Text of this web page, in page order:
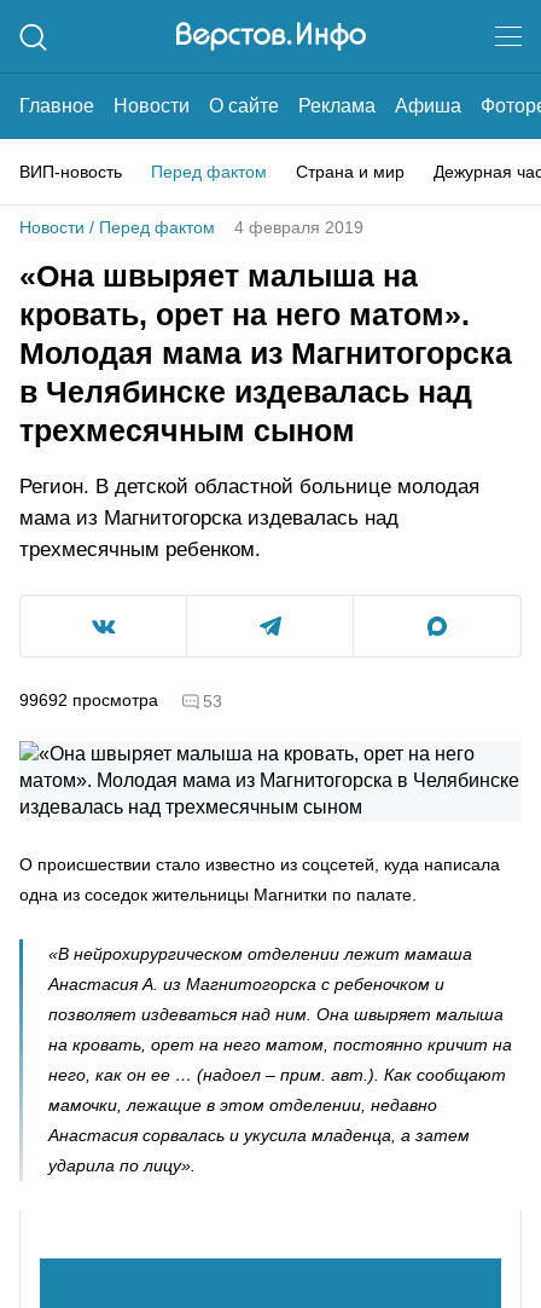
Главное Новости О сайте Реклама Афиша
ВИП-новость Перед фактом Страна и мир Дежурная
Новости / Перед фактом 4 февраля 2019
«Она швыряет малыша на
кровать, орет на него матом».
Молодая мама из Магнитогорска
в Челябинске издевалась над
трехмесячным сыном
Регион. В детской областной больнице молодая
мама из Магнитогорска издевалась над
трехмесячным ребенком.
99692 просмотра 53
О происшествии стало известно из соцсетей, куда написала
одна из соседок жительницы Магнитки по палате.
«В нейрохирургическом отделении лежит мамаша
Анастасия А. из Магнитогорска с ребеночком и
позволяет издеваться над ним. Она швыряет малыша
на кровать, орет на него матом, постоянно кричит на
него, как он ее … (надоел – прим. авт.). Как сообщают
мамочки, лежащие в этом отделении, недавно
Анастасия сорвалась и укусила младенца, а затем
ударила по лицу».